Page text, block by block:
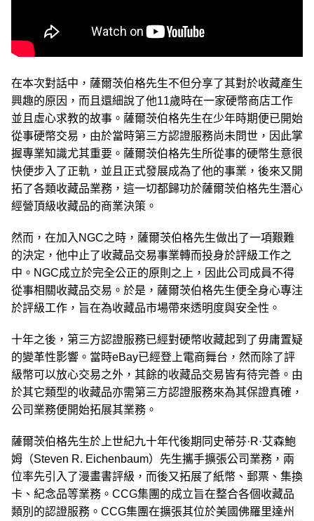
在本次對話中，薩爾茨伯格先生不但分享了其對於收藏產生
興趣的原因，而且還細說了他11歲時在一家硬幣商店工作
並且虛心求教的故事。薩爾茨伯格先生在少年時期便已開始
從事硬幣交易，由於當時第三方認證服務尚未問世，因此掌
握專業知識尤其重要。薩爾茨伯格先生所從事的硬幣生意很
快便步入了正軌，並且正式發展成為了他的事業，後來又開
拓了各類收藏品業務，這一切都歸功於薩爾茨伯格先生潛心
經營頂級收藏品的商業決策。
然而，在加入NGC之時，薩爾茨伯格先生做出了一項艱難
的決定，他中止了收藏品交易事業轉而投身於評級工作之
中。NGC成立於完全公正的原則之上，因此公司成員不得
從事相關收藏品交易。於是，薩爾茨伯格先生便全身心專注
於評級工作，旨在為收藏品市場帶來透明度與安全性。
十年之後，第三方認證服務已經對硬幣收藏起到了毋庸置疑
的變革性影響。當時eBay已經登上電商舞台，然而除了評
級幣可以放心交易之外，其餘的收藏品交易皆有待完善。由
於其它類型的收藏品亦需第三方認證服務來為其保證真確，
公司業務便開始拓展其業務。
薩爾茨伯格先生於上世紀九十年代後期同史蒂芬·R·艾森鮑
姆（Steven R. Eichenbaum）先生攜手擴張公司業務，兩
位率先引入了漫畫書評級，而後又拓展了紙幣、郵票、集換
卡、紀念品等業務。CCG集團的成立旨在整合各個收藏品
類別的認證服務。CCG集團在擴張其位於美國佛羅里達州